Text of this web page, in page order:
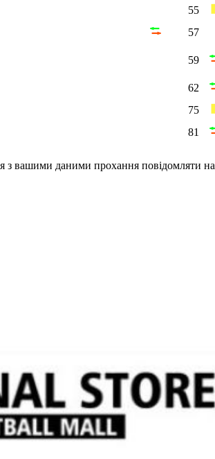
55
57
59
62
75
81
з вашими даними прохання повідомляти на